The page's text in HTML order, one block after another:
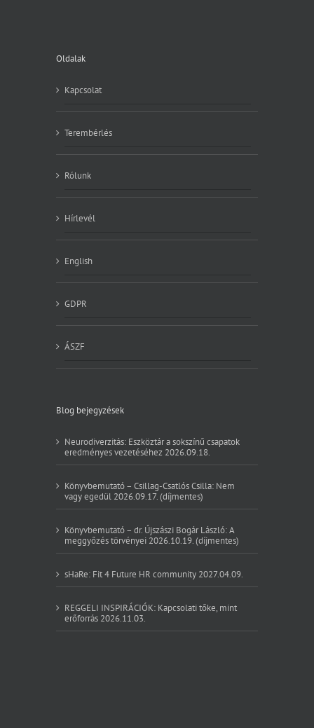
Oldalak
Kapcsolat
Terembérlés
Rólunk
Hírlevél
English
GDPR
ÁSZF
Blog bejegyzések
Neurodiverzitás: Eszköztár a sokszínű csapatok
eredményes vezetéséhez 2026.09.18.
Könyvbemutató – Csillag-Csatlós Csilla: Nem
vagy egedül 2026.09.17. (díjmentes)
Könyvbemutató – dr. Újszászi Bogár László: A
meggyőzés törvényei 2026.10.19. (díjmentes)
sHaRe: Fit 4 Future HR community 2027.04.09.
REGGELI INSPIRÁCIÓK: Kapcsolati tőke, mint
erőforrás 2026.11.03.